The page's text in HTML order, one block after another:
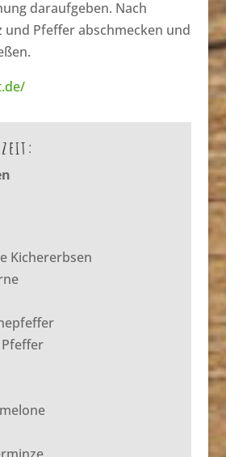
daraufgeben. Nach
und Pfeffer abschmecken und
Kichererbsen